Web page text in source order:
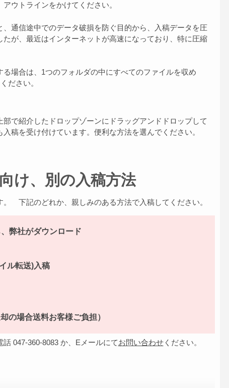
ウトラインをかけてください。
通信途中でのデータ破損を防ぐ目的から、入稿データを圧
が、最近はインターネットが高速になっており、特に圧縮
場合は、1つのフォルダの中にすべてのファイルを収め
ださい。
で紹介したドロップゾーンにドラッグアンドドロップして
稿を受け付けています。便利な方法を選んでください。
け、別の入稿方法
下記のどれか、親しみのある方法で入稿してください。
弊社がダウンロード
ル転送)入稿
の場合送料お客様ご負担）
047-360-8083 か、Eメールにてお問い合わせください。